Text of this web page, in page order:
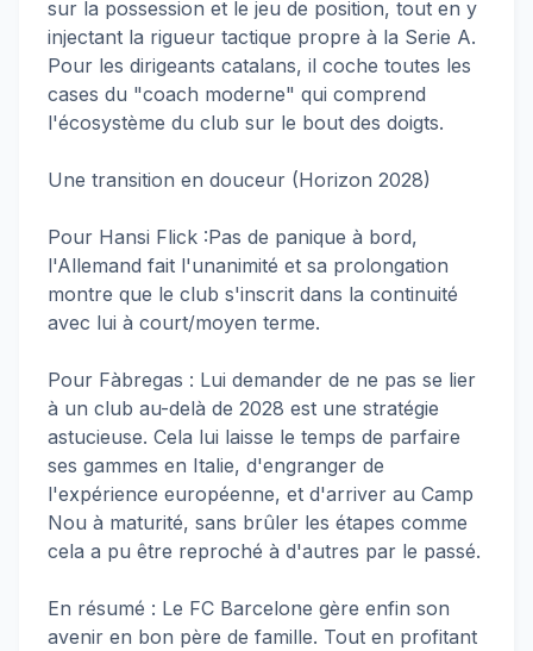
sur la possession et le jeu de position, tout en y
injectant la rigueur tactique propre à la Serie A.
Pour les dirigeants catalans, il coche toutes les
cases du "coach moderne" qui comprend
l'écosystème du club sur le bout des doigts.
Une transition en douceur (Horizon 2028)
Pour Hansi Flick :Pas de panique à bord,
l'Allemand fait l'unanimité et sa prolongation
montre que le club s'inscrit dans la continuité
avec lui à court/moyen terme.
Pour Fàbregas : Lui demander de ne pas se lier
à un club au-delà de 2028 est une stratégie
astucieuse. Cela lui laisse le temps de parfaire
ses gammes en Italie, d'engranger de
l'expérience européenne, et d'arriver au Camp
Nou à maturité, sans brûler les étapes comme
cela a pu être reproché à d'autres par le passé.
En résumé : Le FC Barcelone gère enfin son
avenir en bon père de famille. Tout en profitant